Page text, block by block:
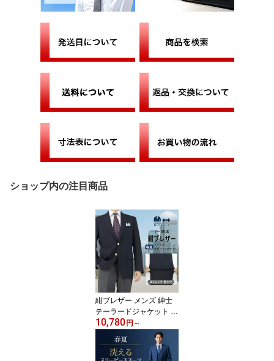
ショップ内の注目商品
紺ブレザー メンズ 紳士
テーラードジャケット 春
夏 軽量 ストレッチ 防シ
ワ シングル 2ボタン ネイ
ビー 金ボタン ビジネス
カジュアル クールビズ
10,780 円 ～